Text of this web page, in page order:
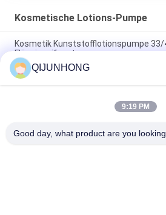
Kosmetische Lotions-Pumpe
Kosmetik Kunststofflotionspumpe 33/
Flüssigseifenstopper
Schwarze Farbe Shampoo Flasche
4cc Dosierung
Gelbe Farbe 33/410 4cc Dosierung
QIJUNHONG
9:19 PM
Good day, what product are you